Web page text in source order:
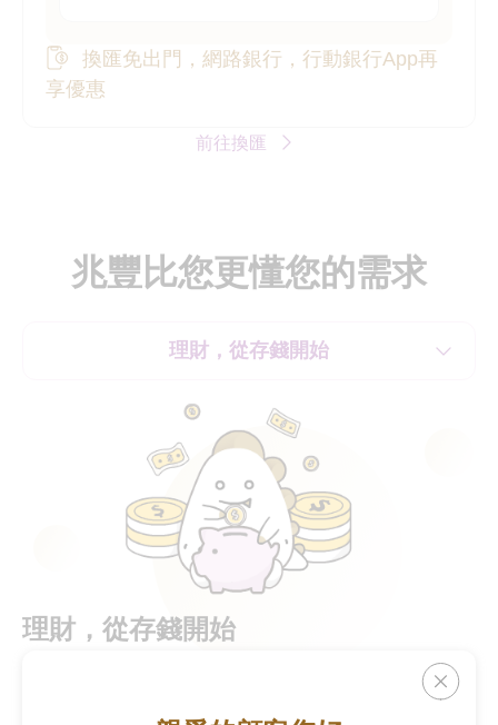
換匯免出門，網路銀行，行動銀行App再
享優惠
前往換匯
兆豐比您更懂您的需求
理財，從存錢開始
理財，從存錢開始
我們的MegaLite 數位帳戶線上開戶不用等，天天生息月月